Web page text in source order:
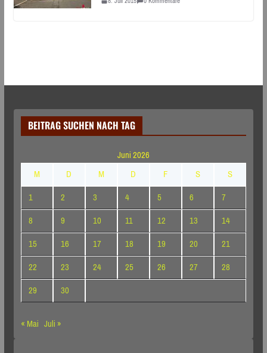
BEITRAG SUCHEN NACH TAG
Juni 2026
M
D M D F S
S
1
2 3 4 5 6
7
8
9 10 11 12 13
14
15
16 17 18 19 20
21
22
23 24 25 26 27
28
29
30
« Mai Juli »